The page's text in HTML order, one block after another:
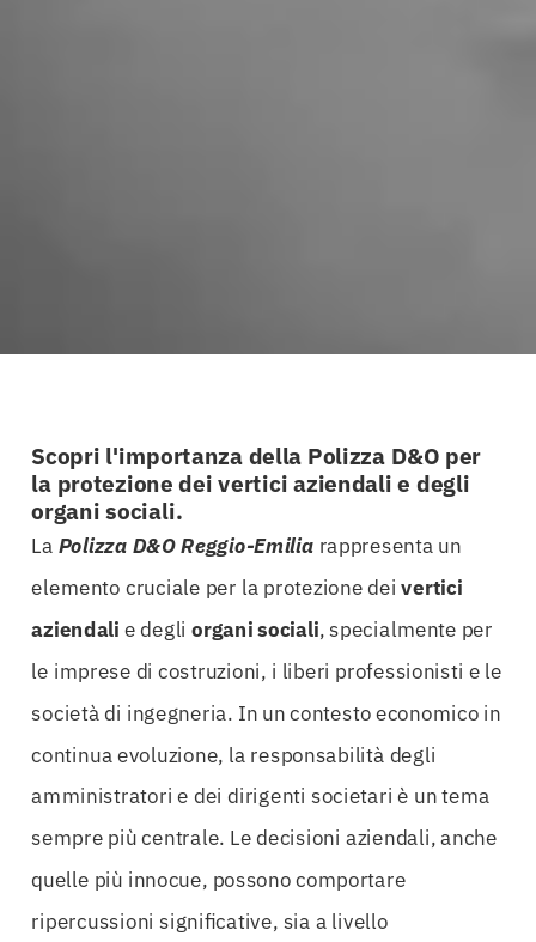
Scopri l'importanza della Polizza D&O per
la protezione dei vertici aziendali e degli
organi sociali.
La Polizza D&O Reggio-Emilia rappresenta un
elemento cruciale per la protezione deivertici
aziendali e degliorgani sociali, specialmente per
le imprese di costruzioni, i liberi professionisti e le
società di ingegneria. In un contesto economico in
continua evoluzione, la responsabilità degli
amministratori e dei dirigenti societari è un tema
sempre più centrale. Le decisioni aziendali, anche
quelle più innocue, possono comportare
ripercussioni significative, sia a livello